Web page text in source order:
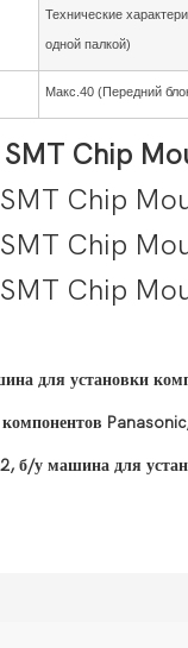
Технические
одной палкой)
Макс.40 (Передний
установки
б/у машина для